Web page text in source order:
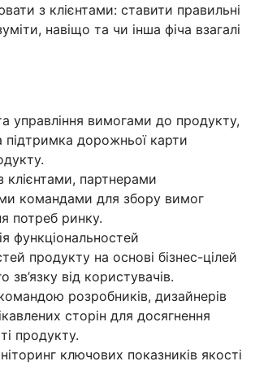
з клієнтами: ставити правильні
навіщо та чи інша фіча взагалі
управління вимогами до продукту,
підтримка дорожньої карти
клієнтами, партнерами
командами для збору вимог
потреб ринку.
функціональностей
продукту на основі бізнес-цілей
зв’язку від користувачів.
розробників, дизайнерів
сторін для досягнення
продукту.
ключових показників якості